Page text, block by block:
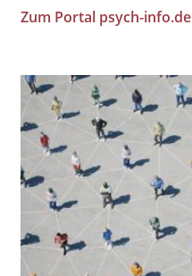
Zum Portal psych-info.de